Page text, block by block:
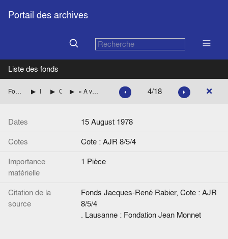
Portail des archives
Liste des fonds
Fonds Jacques-René Rabier Institutions européennes « A very small bureaucracy », Background Report , de la Commission des Communautés européennes 4/18
Dates
15 August 1978
Cotes
Cote : AJR 8/5/4
Importance
matérielle
1 Pièce
Citation de la
source
Fonds Jacques-René Rabier, Cote : AJR
8/5/4
. Lausanne : Fondation Jean Monnet